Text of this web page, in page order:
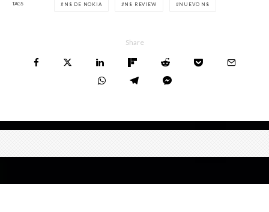
TAGS N8 DE NOKIA N8 REVIEW NUEVO N8
Share